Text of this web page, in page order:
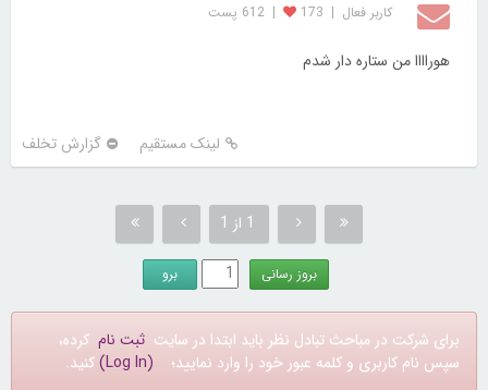
کاربر فعال |
173
| 612 پست
هوراااا من ستاره دار شدم
لینک مستقیم گزارش تخلف
1 از 1
برای شرکت در مباحث تبادل نظر باید ابتدا در سایت ثبت نام کرده،
سپس نام کاربری و کلمه عبور خود را وارد نمایید؛ (Log In) کنید.